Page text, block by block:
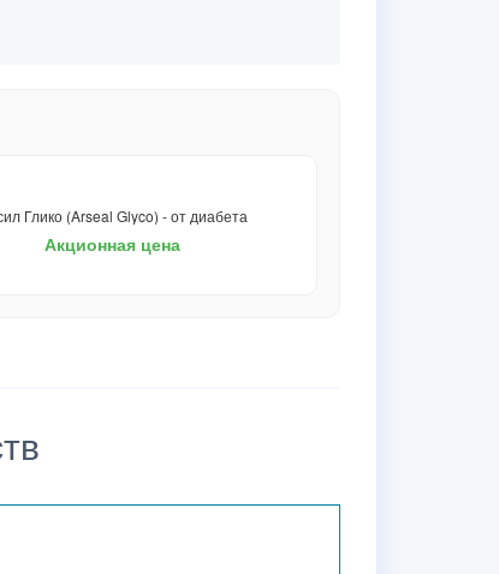
Глико (Arseal Glyco) - от диабета
Акционная цена